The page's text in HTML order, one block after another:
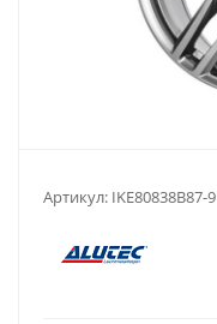
Артикул: IKE80838B87-9